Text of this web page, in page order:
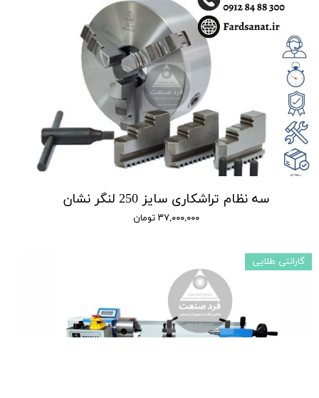
سه نظام تراشکاری سایز 250 لنگر نشان
۳۷,۰۰۰,۰۰۰ تومان
گارانتی طلایی